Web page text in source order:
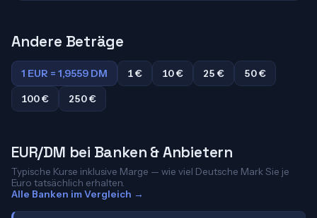
Andere Beträge
1 EUR = 1,9559 DM 1 € 10 € 25 €
50 €
100 €
250 €
EUR/DM bei Banken & Anbietern
Typische Kurse inklusive Marge — wie viel Deutsche Mark Sie je
Euro tatsächlich erhalten.
Alle Banken im Vergleich →